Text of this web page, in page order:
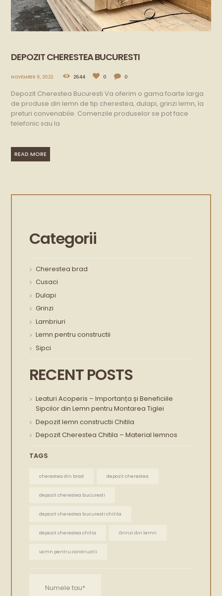
DEPOZIT CHERESTEA BUCURESTI
NOVEMBER 6, 2022 2644 0 0
Depozit Cherestea Bucuresti Va oferim o gama foarte larga
de produse din lemn de tip cherestea, dulapi, grinzi lemn, la
preturi convenabile. Comenzile produselor se pot face
telefonic sau la
READ MORE
Categorii
Cherestea brad
Cusaci
Dulapi
Grinzi
Lambriuri
Lemn pentru constructii
Sipci
RECENT POSTS
Leaturi Acoperis – Importanța și Beneficiile
Sipcilor din Lemn pentru Montarea Tiglei
Depozit lemn constructii Chitila
Depozit Cherestea Chitila – Material lemnos
TAGS
cherestea din brad depozit cherestea
depozit cherestea bucuresti
depozit cherestea bucuresti chitila
depozit cherestea chitia Grinzi din lemn
Lemn pentru constructii